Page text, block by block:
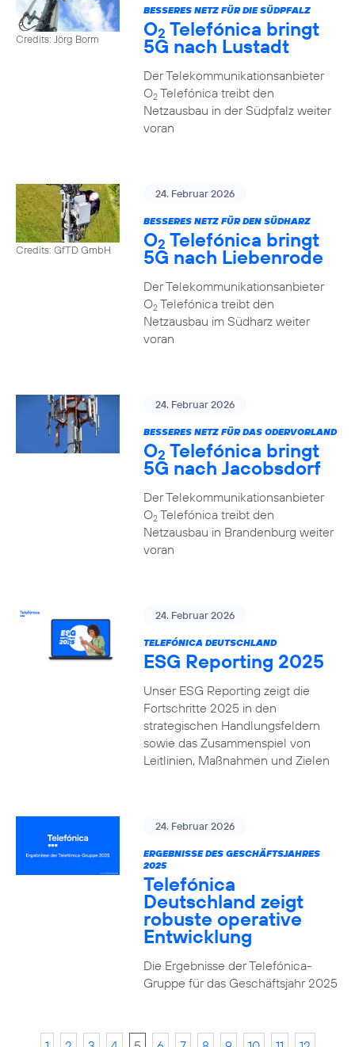
Credits: Jörg Borm
BESSERES NETZ FÜR DIE SÜDPFALZ
O2 Telefónica bringt
5G nach Lustadt
Der Telekommunikationsanbieter
O2Telefónica treibt den
Netzausbau in der Südpfalz weiter
voran
Credits: GfTD GmbH
24. Februar 2026
BESSERES NETZ FÜR DEN SÜDHARZ
O2 Telefónica bringt
5G nach Liebenrode
Der Telekommunikationsanbieter
O2Telefónica treibt den
Netzausbau im Südharz weiter
voran
24. Februar 2026
BESSERES NETZ FÜR DAS ODERVORLAND
O2 Telefónica bringt
5G nach Jacobsdorf
Der Telekommunikationsanbieter
O2Telefónica treibt den
Netzausbau in Brandenburg weiter
voran
24. Februar 2026
TELEFÓNICA DEUTSCHLAND
ESG Reporting 2025
Unser ESG Reporting zeigt die
Fortschritte 2025 in den
strategischen Handlungsfeldern
sowie das Zusammenspiel von
Leitlinien, Maßnahmen und Zielen
24. Februar 2026
ERGEBNISSE DES GESCHÄFTSJAHRES
2025
Telefónica
Deutschland zeigt
robuste operative
Entwicklung
Die Ergebnisse der Telefónica-
Gruppe für das Geschäftsjahr 2025